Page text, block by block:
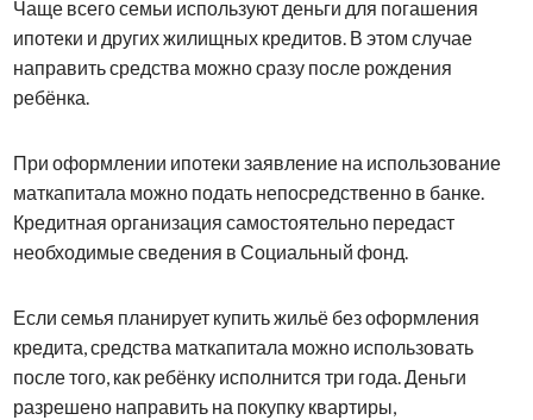
Чаще всего семьи используют деньги для погашения
ипотеки и других жилищных кредитов. В этом случае
направить средства можно сразу после рождения
ребёнка.
При оформлении ипотеки заявление на использование
маткапитала можно подать непосредственно в банке.
Кредитная организация самостоятельно передаст
необходимые сведения в Социальный фонд.
Если семья планирует купить жильё без оформления
кредита, средства маткапитала можно использовать
после того, как ребёнку исполнится три года. Деньги
разрешено направить на покупку квартиры,